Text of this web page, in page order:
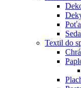
Textil do